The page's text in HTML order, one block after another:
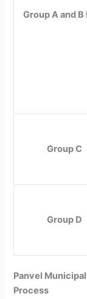
Group A and B
Group C
Group D
Panvel
Process